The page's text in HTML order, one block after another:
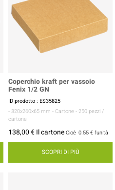
Coperchio kraft per vassoio
Fenix 1/2 GN
ID prodotto : ES35825
- 320x260x65 mm - Cartone - 250 pezzi /
cartone
138,00 € Il cartoneCioè 0.55 € l'unità
SCOPRI DI PIÙ